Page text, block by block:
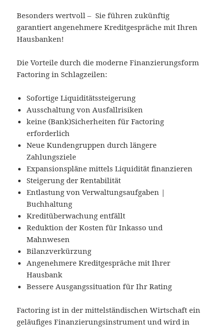
Besonders wertvoll – Sie führen zukünftig
garantiert angenehmere Kreditgespräche mit Ihren
Hausbanken!
Die Vorteile durch die moderne Finanzierungsform
Factoring in Schlagzeilen:
Sofortige Liquiditätssteigerung
Ausschaltung von Ausfallrisiken
keine (Bank)Sicherheiten für Factoring
erforderlich
Neue Kundengruppen durch längere
Zahlungsziele
Expansionspläne mittels Liquidität finanzieren
Steigerung der Rentabilität
Entlastung von Verwaltungsaufgaben |
Buchhaltung
Kreditüberwachung entfällt
Reduktion der Kosten für Inkasso und
Mahnwesen
Bilanzverkürzung
Angenehmere Kreditgespräche mit Ihrer
Hausbank
Bessere Ausgangssituation für Ihr Rating
Factoring ist in der mittelständischen Wirtschaft ein
geläufiges Finanzierungsinstrument und wird in